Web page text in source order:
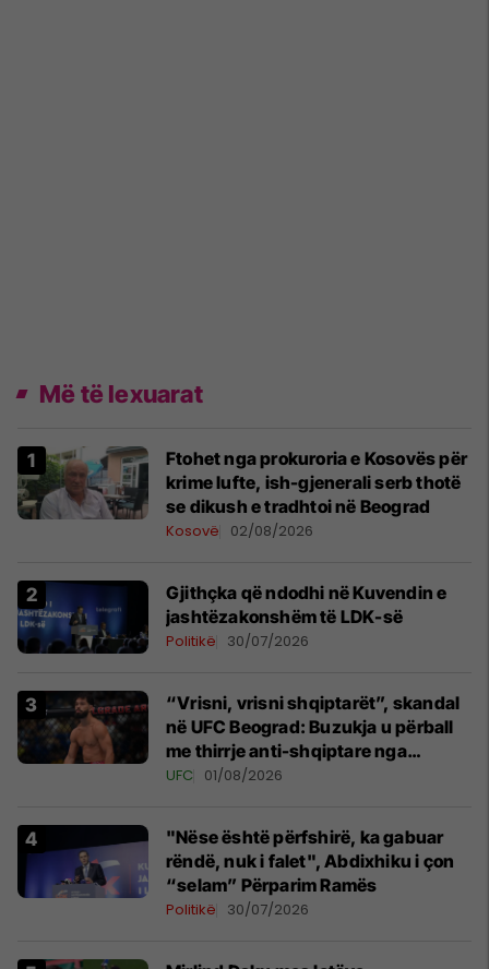
Më të lexuarat
Ftohet nga prokuroria e Kosovës për
krime lufte, ish-gjenerali serb thotë
se dikush e tradhtoi në Beograd
Kosovë 02/08/2026
Gjithçka që ndodhi në Kuvendin e
jashtëzakonshëm të LDK-së
Politikë 30/07/2026
“Vrisni, vrisni shqiptarët”, skandal
në UFC Beograd: Buzukja u përball
me thirrje anti-shqiptare nga
tribunat
UFC 01/08/2026
"Nëse është përfshirë, ka gabuar
rëndë, nuk i falet", Abdixhiku i çon
“selam” Përparim Ramës
Politikë 30/07/2026